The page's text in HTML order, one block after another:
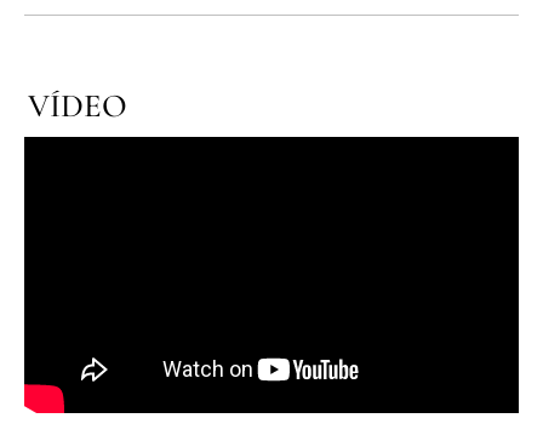
VÍDEO